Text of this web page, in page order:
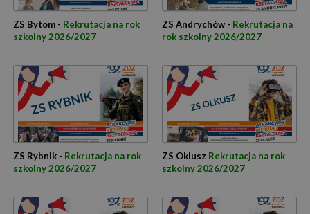
ZS Bytom - Rekrutacja na rok
szkolny 2026/2027
ZS Andrychów - Rekrutacja na
rok szkolny 2026/2027
ZS Rybnik - Rekrutacja na rok
szkolny 2026/2027
ZS Oklusz Rekrutacja na rok
szkolny 2026/2027